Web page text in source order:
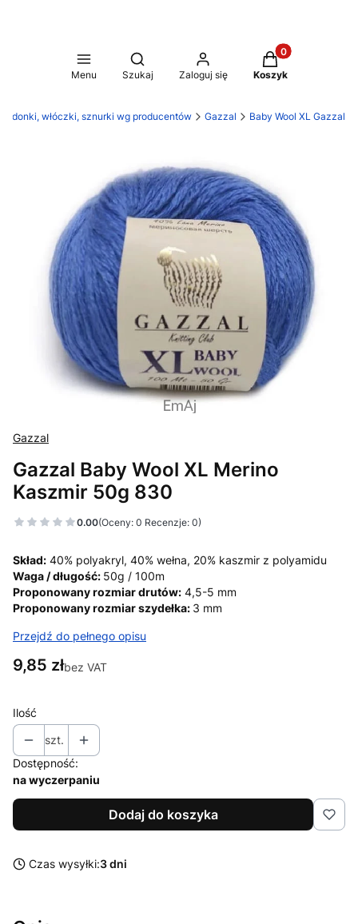
Menu
Otwórz wyszukiwarkę
Szukaj Zaloguj się
Produkty w
Koszyk
włóczki, sznurki wg producentów Gazzal Baby Wool XL Gazzal
Gazzal
Gazzal Baby Wool XL Merino
Kaszmir 50g 830
0.00(Oceny: 0 Recenzje: 0)
Skład: 40% polyakryl, 40% wełna, 20% kaszmir z polyamidu
Waga / długość: 50g / 100m
Proponowany rozmiar drutów: 4,5-5 mm
Proponowany rozmiar szydełka: 3 mm
Przejdź do pełnego opisu
Cena
9,85 złbez VAT
Ilość
szt.
Dostępność:
na wyczerpaniu
Dodaj do koszyka
Czas wysyłki:3 dni